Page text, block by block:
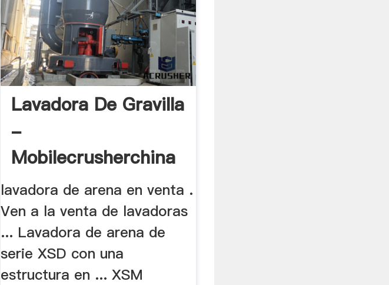
Lavadora De Gravilla
-
Mobilecrusherchina
lavadora de arena en venta .
Ven a la venta de lavadoras
... Lavadora de arena de
serie XSD con una
estructura en ... XSM